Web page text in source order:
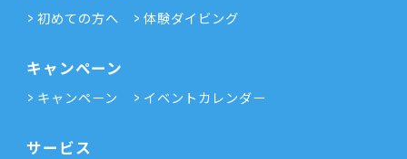
初めての方へ 体験ダイビング
キャンペーン
キャンペーン イベントカレンダー
サービス